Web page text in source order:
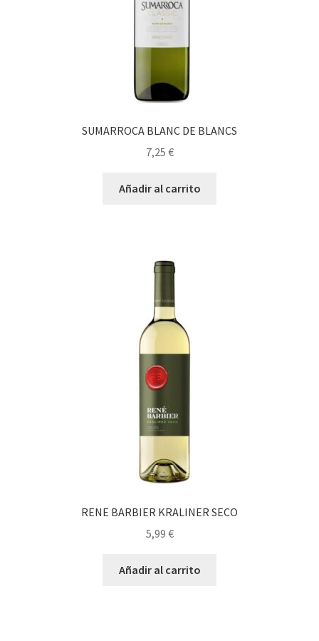
SUMARROCA BLANC DE BLANCS
7,25 €
Añadir al carrito
RENE BARBIER KRALINER SECO
5,99 €
Añadir al carrito